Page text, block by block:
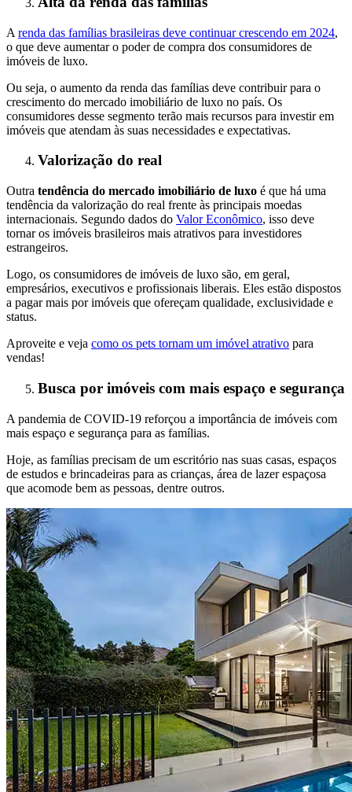
A renda das famílias brasileiras deve continuar crescendo em 2024,
o que deve aumentar o poder de compra dos consumidores de
imóveis de luxo.
Ou seja, o aumento da renda das famílias deve contribuir para o
crescimento do mercado imobiliário de luxo no país. Os
consumidores desse segmento terão mais recursos para investir em
imóveis que atendam às suas necessidades e expectativas.
Valorização do real
Outra tendência do mercado imobiliário de luxo é que há uma
tendência da valorização do real frente às principais moedas
internacionais. Segundo dados do Valor Econômico, isso deve
tornar os imóveis brasileiros mais atrativos para investidores
estrangeiros.
Logo, os consumidores de imóveis de luxo são, em geral,
empresários, executivos e profissionais liberais. Eles estão dispostos
a pagar mais por imóveis que ofereçam qualidade, exclusividade e
status.
Aproveite e veja como os pets tornam um imóvel atrativo para
vendas!
Busca por imóveis com mais espaço e segurança
A pandemia de COVID-19 reforçou a importância de imóveis com
mais espaço e segurança para as famílias.
Hoje, as famílias precisam de um escritório nas suas casas, espaços
de estudos e brincadeiras para as crianças, área de lazer espaçosa
que acomode bem as pessoas, dentre outros.